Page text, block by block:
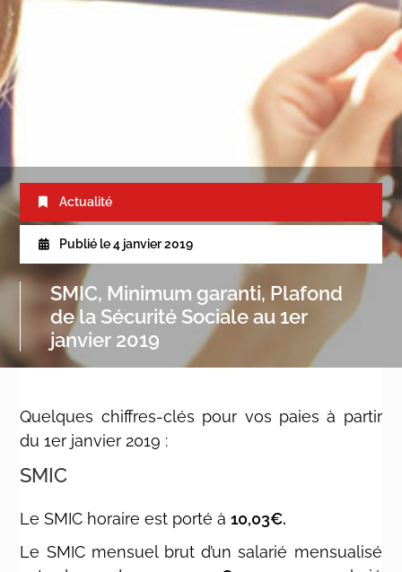
Actualité
Publié le 4 janvier 2019
SMIC, Minimum garanti, Plafond
de la Sécurité Sociale au 1er
janvier 2019
Quelques chiffres-clés pour vos paies à partir
du 1er janvier 2019 :
SMIC
Le SMIC horaire est porté à10,03€.
Le SMIC mensuel brut d’un salarié mensualisé